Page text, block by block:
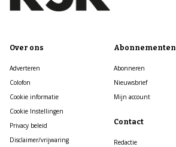
Over ons
Adverteren
Colofon
Cookie informatie
Cookie Instellingen
Privacy beleid
Disclaimer/vrijwaring
Abonnementen
Abonneren
Nieuwsbrief
Mijn account
Contact
Redactie